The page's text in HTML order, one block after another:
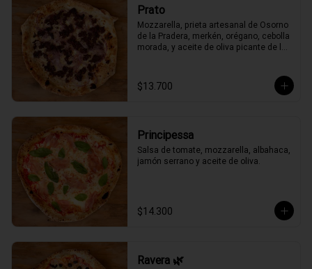
Prato
Mozzarella, prieta artesanal de Osorno
de la Pradera, merkén, orégano, cebolla
morada, y aceite de oliva picante de la
$13.700
Principessa
Salsa de tomate, mozzarella, albahaca,
jamón serrano y aceite de oliva.
$14.300
Ravera 🌿